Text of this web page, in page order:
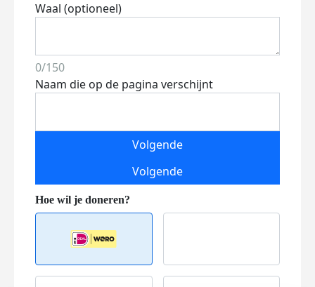
Waal (optioneel)
0/150
Naam die op de pagina verschijnt
Volgende
Volgende